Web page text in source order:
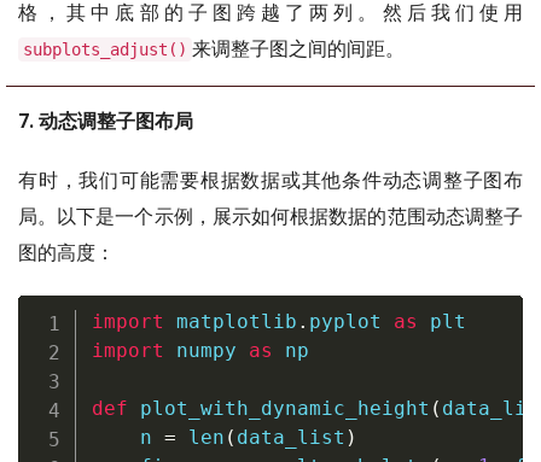
格，其中底部的子图跨越了两列。然后我们使用
subplots_adjust() 来调整子图之间的间距。
7. 动态调整子图布局
有时，我们可能需要根据数据或其他条件动态调整子图布
局。以下是一个示例，展示如何根据数据的范围动态调整子
图的高度：
import matplotlib . pyplot as
import numpy as np
def plot_with_dynamic_height (
    n
= len ( data_list )